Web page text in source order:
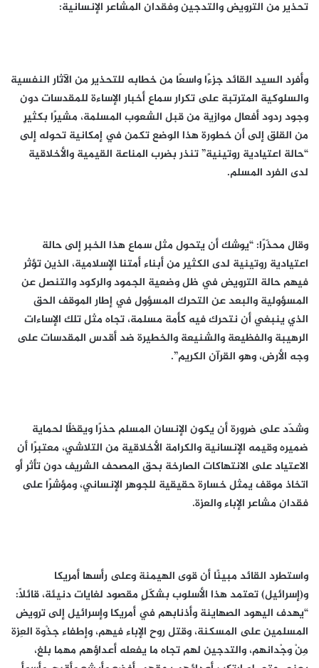
تحذير من الترويض والتدجين وفقدان المشاعر الإنسانية:
وأفرد السيد القائد جزءًا واسعًا من خطابه للتحذير من الآثار النفسية
والسلوكية المترتبة على تكرار سماع أخبار الإساءة للمقدسات دون
وجود ردود أفعال موازية من قبل الشعوب المسلمة، مشيرًا بكثيرٍ
من القلق إلى أن خطورة هذا الوضع تكمن في إمكانية تحوله إلى
“حالة اعتيادية روتينية” تنذر بضرب المناعة القيمية والأخلاقية
لدى الفرد المسلم.
وقال محذّرًا: “يوشك أن يتحول مثل سماع هذا الخبر إلى حالة
اعتيادية روتينية لدى الكثير من أبناء أمتنا الإسلامية، الذين تؤثر
فيهم حالة الترويض في ظل وضعية الجمود والركود والتنصل عن
المسؤولية والبعد عن التحرك المسؤول في إطار الموقف الحق
الذي ينبغي أن نتحرك فيه كأمة مسلمة، تجاه مثل تلك الإساءات
الرهيبة والفظيعة والشنيعة والخطيرة ضد أقدس المقدسات على
وجه الأرض، وهو القرآن الكريم”.
وشدّد على ضرورة أن يكون الإنسان المسلم حذرًا ويقظًا لحماية
ضميره وقيمه الإنسانية والكرامة الأخلاقية من التلاشي، معتبرًا أن
الاعتياد على الانتهاكات الصارخة بحق المصحف الشريف دون تأثر أو
اتخاذ موقف يمثل خسارة حقيقية للجوهر الإنساني، ومؤشرًا على
فقدان مشاعر الإباء والعزة.
واستطرد القائد مبينًا أن قوى الهيمنة وعلى رأسها أمريكا
و(إسرائيل) تعتمد هذا الأسلوب بشكّلٍ مقصود لغايات دنيئة، قائلاً:
“يهدف اليهود الصهاينة وأذنابهم في أمريكا وإسرائيل إلى ترويض
المسلمين على المسكنة، وقتل روح الإباء فيهم، وإطفاء جذْوة العِزة
مِنْ وجْدانهم، والتدجين لهم تجاه ما يفعله أعداؤهم مهما بلغ،